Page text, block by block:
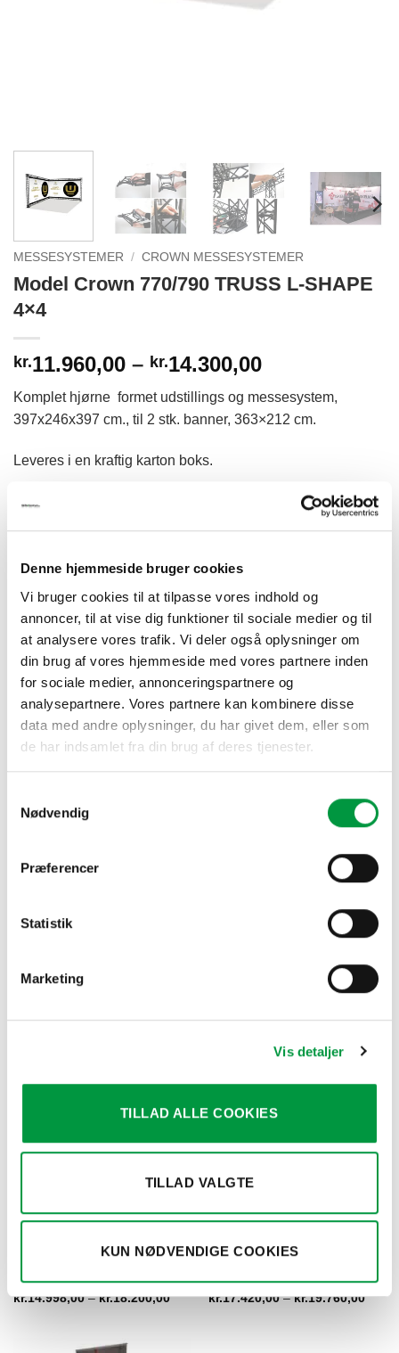
Denne hjemmeside bruger cookies
Vi bruger cookies til at tilpasse vores indhold og
annoncer, til at vise dig funktioner til sociale medier og til
at analysere vores trafik. Vi deler også oplysninger om
din brug af vores hjemmeside med vores partnere inden
for sociale medier, annonceringspartnere og
analysepartnere. Vores partnere kan kombinere disse
data med andre oplysninger, du har givet dem, eller som
de har indsamlet fra din brug af deres tjenester.
Nødvendig
Præferencer
Statistik
Marketing
Vis detaljer
TILLAD ALLE COOKIES
TILLAD VALGTE
KUN NØDVENDIGE COOKIES
MESSESYSTEMER / CROWN MESSESYSTEMER
Model Crown 770/790 TRUSS L-SHAPE
4×4
kr.11.960,00 – kr.14.300,00Prisinterval:
til
kr.14.300,00
Komplet hjørne formet udstillings og messesystem,
397x246x397 cm., til 2 stk. banner, 363×212 cm.
Leveres i en kraftig karton boks.
Spot, brochureholdere og transportkasser kan tilkøbes, se
Excl. banner.
1770, Crown Truss L shape
Crown messesystem farve
Model Crown 770/790 TRUSS L-SHAPE 4x4 antal
TILFØJ TIL KURV
CROWN MESSESYSTEMER
TOWER
kr.14.998,00 – kr.18.200,00Prisinterval:
CROWN MESSESYSTEMER
SHAPE 4×4
kr.17.420,00 – kr.19.760,00